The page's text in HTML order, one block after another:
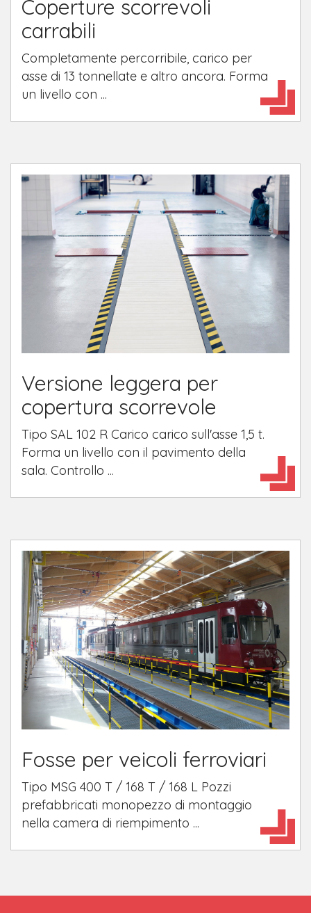
Coperture scorrevoli
carrabili
Completamente percorribile, carico per
asse di 13 tonnellate e altro ancora. Forma
un livello con ...
Versione leggera per
copertura scorrevole
Tipo SAL 102 R Carico carico sull'asse 1,5 t.
Forma un livello con il pavimento della
sala. Controllo ...
Fosse per veicoli ferroviari
Tipo MSG 400 T / 168 T / 168 L Pozzi
prefabbricati monopezzo di montaggio
nella camera di riempimento ...